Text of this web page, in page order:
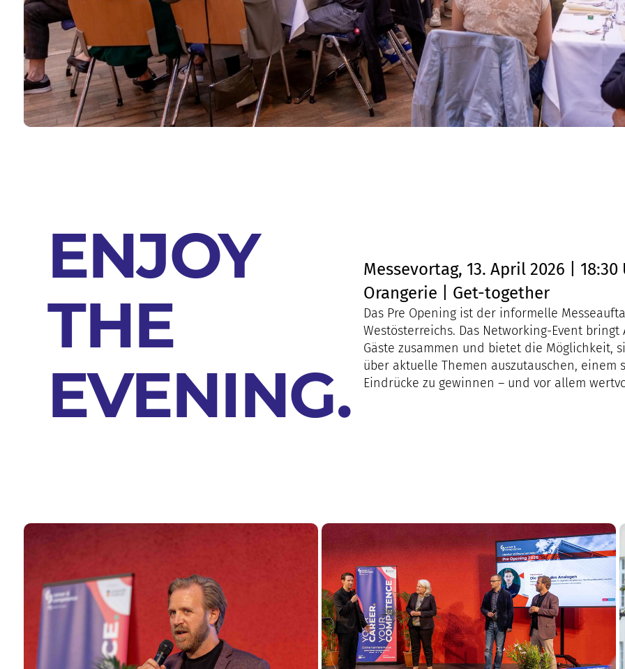
ENJOY
THE
EVENING.
Messevortag, 13. April 2026 |
Orangerie | Get-together
Das Pre Opening ist der informelle
Westösterreichs. Das Networking-Event
Gäste zusammen und bietet die Möglichkeit,
über aktuelle Themen auszutauschen,
Eindrücke zu gewinnen – und vor allem